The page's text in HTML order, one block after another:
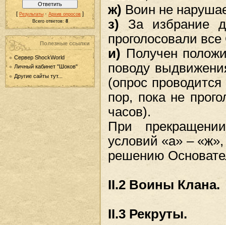
[ Результаты · Архив опросов ]
Всего ответов: 8
Полезные ссылки
Сервер ShockWorld
Личный кабинет "Шоков"
Другие сайты тут...
ж) Воин не
з) За избрание
проголосовали
и) Получен
поводу
(опрос
пор, пока не
часов).
При
условий «а» –
решению
II.2 Воины Клана.
II.3 Рекруты.